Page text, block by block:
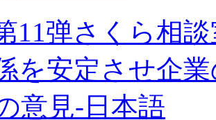
11弹さくら相
を安定させ企
意見-日本語